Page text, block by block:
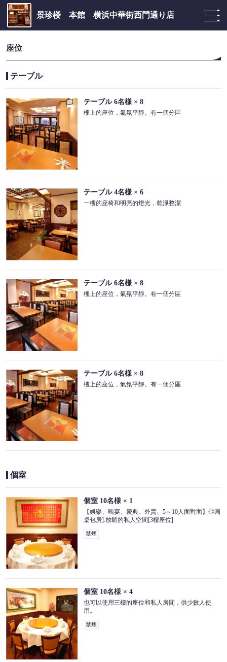
景珍楼 本館 横浜中華街西門通り店
座位
テーブル
テーブル6名様 × 8
樓上的座位，氣氛平靜。有一個分區
テーブル4名様 × 6
一樓的座椅和明亮的燈光，乾淨整潔
テーブル6名様 × 8
樓上的座位，氣氛平靜。有一個分區
テーブル6名様 × 8
樓上的座位，氣氛平靜。有一個分區
個室
個室 10名様 × 1
【娛樂、晚宴、慶典、外賣、5～10人面對面】◎圓
桌包房].放鬆的私人空間[3樓座位]
禁煙
個室 10名様 × 4
也可以使用三樓的座位和私人房間，供少數人使
用。
禁煙
この店舗情報をシェアする
座位 | 景珍楼 本館 横浜中華街西門通り店
神奈川県横浜市中区山下町218-13
https://keichinrouhonkan.owst.jp/seats
お店情報をコピー